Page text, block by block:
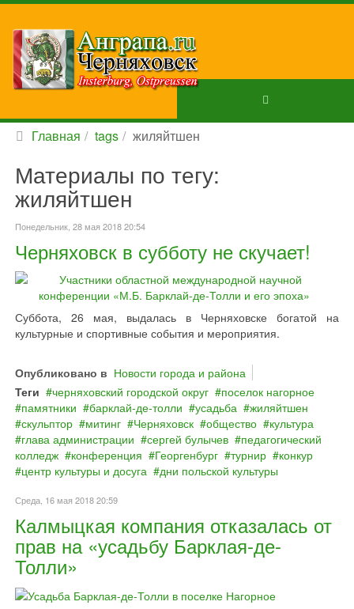
Главная tags жиляйтшен
Материалы по тегу:
жиляйтшен
Понедельник, 28 мая 2018 20:54
Черняховск в субботу не скучает!
Суббота, 26 мая, выдалась в Черняховске богатой на
культурные и спортивные события и мероприятия.
Опубликовано в Новости города и района
Теги
черняховский городской округ
поселок нагорное
памятники
барклай‐де‐толли усадьба
жиляйтшен
скульптор
митинг Черняховск общество
культура
глава администрации
сергей булычев
педагогический
колледж
конференция Георгенбург турнир
конкур
центр культуры и досуга
дни польской культуры
Среда, 16 мая 2018 20:59
Калмыцкая компания отказалась от
прав на «усадьбу Барклая-де-
Толли»